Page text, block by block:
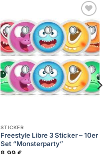
Zur
Wunschliste
hinzufügen
STICKER
Freestyle Libre 3 Sticker – 10er
Set “Monsterparty”